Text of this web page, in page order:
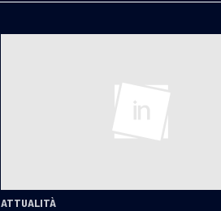
ATTUALITÀ